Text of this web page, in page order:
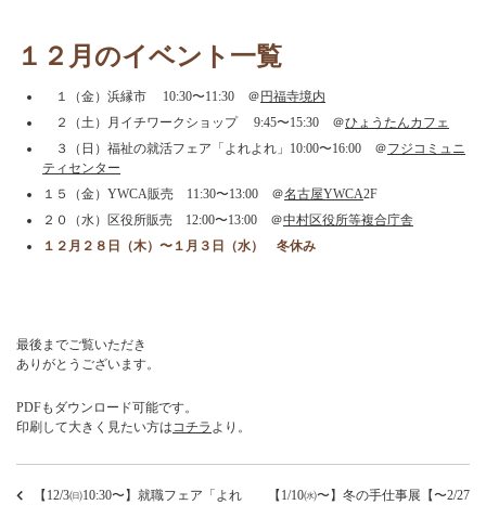
１２月のイベント一覧
１（金）浜縁市 10:30〜11:30 ＠ 円福寺境内
２（土）月イチワークショップ 9:45〜15:30 ＠ひょうたんカフェ
３（日）福祉の就活フェア「よれよれ」10:00〜16:00 ＠フジコミュニ
ティセンター
１５（金）YWCA販売 11:30〜13:00 ＠名古屋YWCA2F
２０（水）区役所販売 12:00〜13:00 ＠中村区役所等複合庁舎
１２月２８日（木）〜１月３日（水） 冬休み
最後までご覧いただき
ありがとうございます。
PDFもダウンロード可能です。
印刷して大きく見たい方はコチラ より。
【12/3㈰10:30〜】就職フェア「よれ
【1/10㈬〜】冬の手仕事展【〜2/27